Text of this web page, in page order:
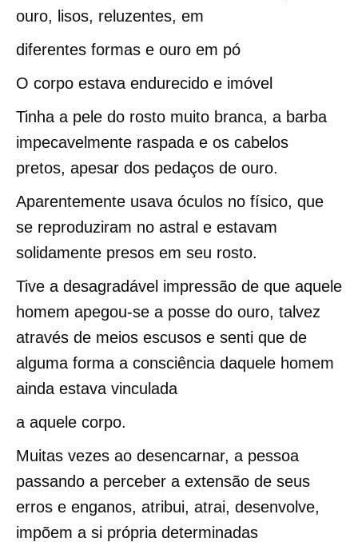
ouro, lisos, reluzentes, em
diferentes formas e ouro em pó
O corpo estava endurecido e imóvel
Tinha a pele do rosto muito branca, a barba
impecavelmente raspada e os cabelos
pretos, apesar dos pedaços de ouro.
Aparentemente usava óculos no físico, que
se reproduziram no astral e estavam
solidamente presos em seu rosto.
Tive a desagradável impressão de que aquele
homem apegou-se a posse do ouro, talvez
através de meios escusos e senti que de
alguma forma a consciência daquele homem
ainda estava vinculada
a aquele corpo.
Muitas vezes ao desencarnar, a pessoa
passando a perceber a extensão de seus
erros e enganos, atribui, atrai, desenvolve,
impõem a si própria determinadas